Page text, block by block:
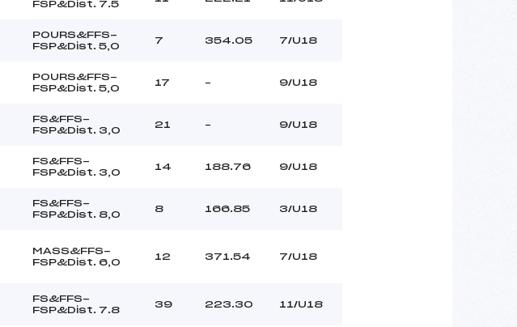
FSP&Dist. 7.5
POURS&FFS-
FSP&Dist. 5,0
7 354.05 7/U18
POURS&FFS-
FSP&Dist. 5,0
17 – 9/U18
FS&FFS-
FSP&Dist. 3,0
21 – 9/U18
FS&FFS-
FSP&Dist. 3,0
14 188.76 9/U18
FS&FFS-
FSP&Dist. 8,0
8 166.85 3/U18
MASS&FFS-
FSP&Dist. 6,0
12 371.54 7/U18
FS&FFS-
FSP&Dist. 7.8
39 223.30 11/U18